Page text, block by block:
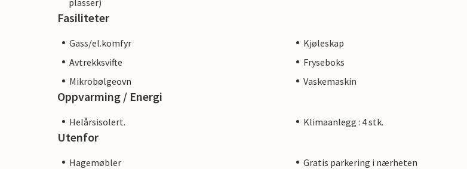
Fasiliteter
Gass/el.komfyr
Kjøleskap
Avtrekksvifte
Fryseboks
Mikrobølgeovn
Vaskemaskin
Oppvarming / Energi
Helårsisolert. Klimaanlegg : 4 stk.
Utenfor
Hagemøbler
Gratis parkering i nærheten